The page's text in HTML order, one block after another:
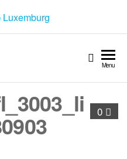
Menu
0